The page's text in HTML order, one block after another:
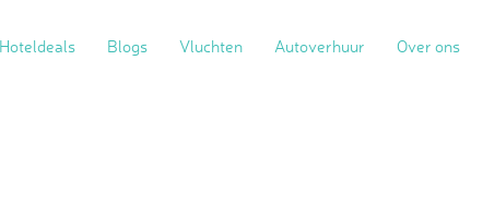
Hoteldeals Blogs Vluchten Autoverhuur Over ons